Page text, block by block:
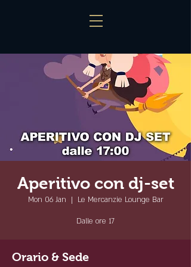
Aperitivo con dj-set
Mon 06 Jan
  |
Le Mercanzie Lounge Bar
Dalle ore 17
Orario & Sede